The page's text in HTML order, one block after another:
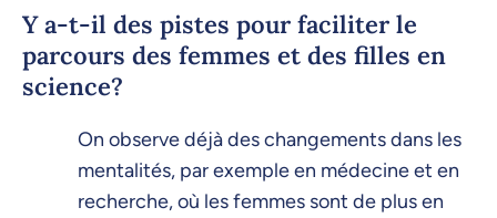
Y a-t-il des pistes pour faciliter le
parcours des femmes et des filles en
science?
On observe déjà des changements dans les
mentalités, par exemple en médecine et en
recherche, où les femmes sont de plus en